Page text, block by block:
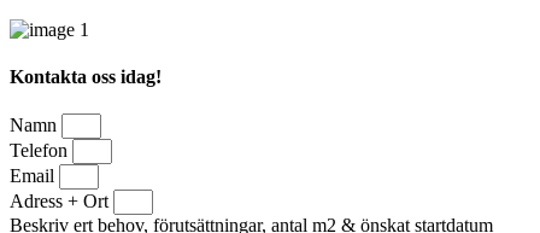
Kontakta oss idag!
Namn
Telefon
Email
Adress + Ort
Beskriv ert behov, förutsättningar, antal m2 & önskat startdatum